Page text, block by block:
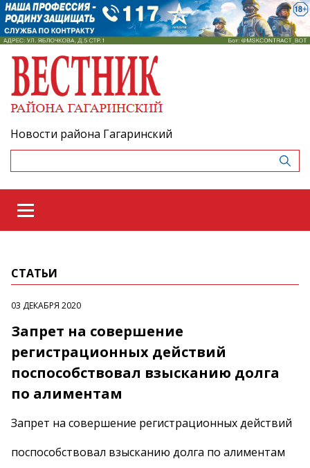
Новости района Гагаринский
СТАТЬИ
03 ДЕКАБРЯ 2020
Запрет на совершение
регистрационных действий
поспособствовал взысканию долга
по алиментам
Запрет на совершение регистрационных действий
поспособствовал взысканию долга по алиментам